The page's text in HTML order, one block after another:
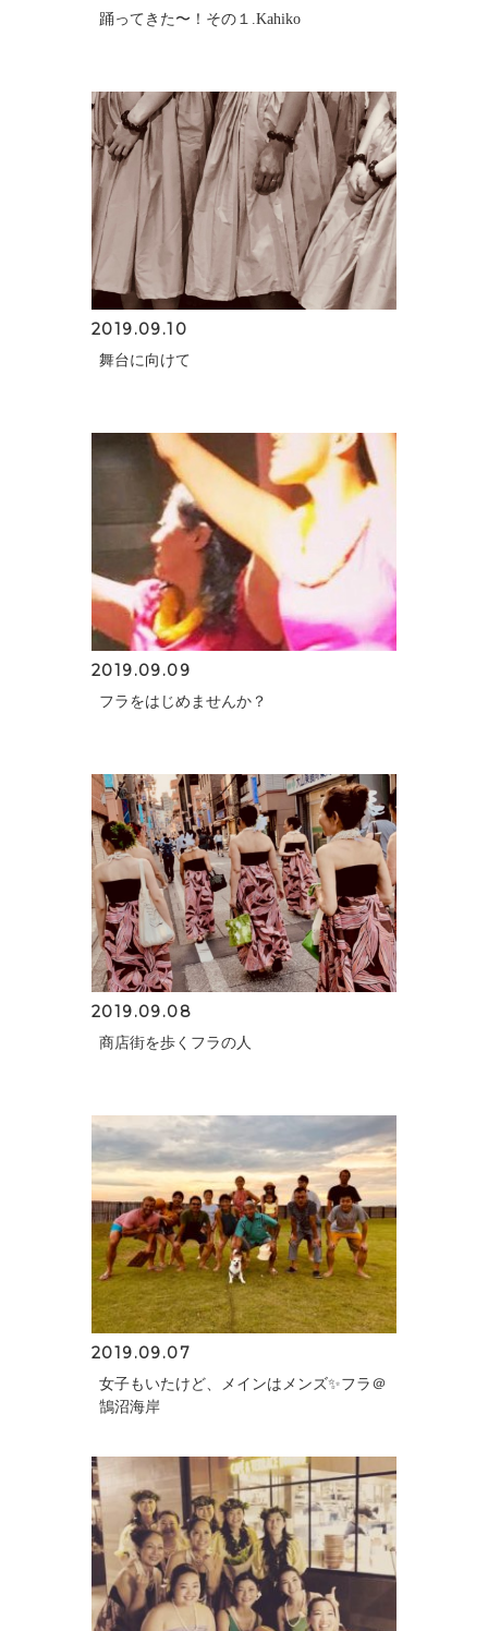
踊ってきた〜！その１.Kahiko
2019.09.10
舞台に向けて
2019.09.09
フラをはじめませんか？
2019.09.08
商店街を歩くフラの人
2019.09.07
女子もいたけど、メインはメンズ✨フラ＠
鵠沼海岸